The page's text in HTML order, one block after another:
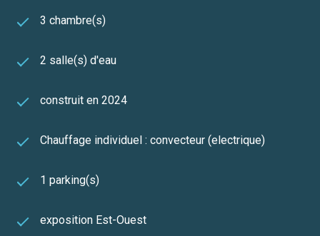
3 chambre(s)
2 salle(s) d'eau
construit en 2024
Chauffage individuel : convecteur (electrique)
1 parking(s)
exposition Est-Ouest